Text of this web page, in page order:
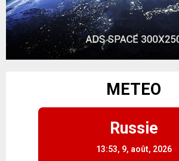
METEO
Russie
13:53, 9, août, 2026